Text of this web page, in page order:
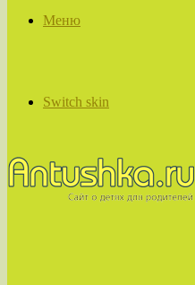
Меню
Switch skin